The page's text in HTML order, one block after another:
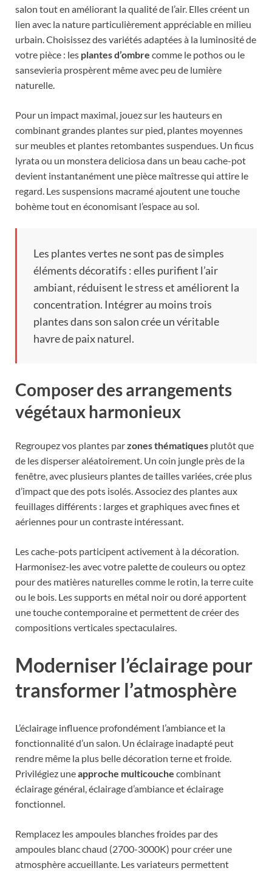
salon tout en améliorant la qualité de l’air. Elles créent un
lien avec la nature particulièrement appréciable en milieu
urbain. Choisissez des variétés adaptées à la luminosité de
votre pièce : les plantes d’ombre comme le pothos ou le
sansevieria prospèrent même avec peu de lumière
naturelle.
Pour un impact maximal, jouez sur les hauteurs en
combinant grandes plantes sur pied, plantes moyennes
sur meubles et plantes retombantes suspendues. Un ficus
lyrata ou un monstera deliciosa dans un beau cache-pot
devient instantanément une pièce maîtresse qui attire le
regard. Les suspensions macramé ajoutent une touche
bohème tout en économisant l’espace au sol.
Les plantes vertes ne sont pas de simples
éléments décoratifs : elles purifient l’air
ambiant, réduisent le stress et améliorent la
concentration. Intégrer au moins trois
plantes dans son salon crée un véritable
havre de paix naturel.
Composer des arrangements
végétaux harmonieux
Regroupez vos plantes parzones thématiques plutôt que
de les disperser aléatoirement. Un coin jungle près de la
fenêtre, avec plusieurs plantes de tailles variées, crée plus
d’impact que des pots isolés. Associez des plantes aux
feuillages différents : larges et graphiques avec fines et
aériennes pour un contraste intéressant.
Les cache-pots participent activement à la décoration.
Harmonisez-les avec votre palette de couleurs ou optez
pour des matières naturelles comme le rotin, la terre cuite
ou le bois. Les supports en métal noir ou doré apportent
une touche contemporaine et permettent de créer des
compositions verticales spectaculaires.
Moderniser l’éclairage pour
transformer l’atmosphère
L’éclairage influence profondément l’ambiance et la
fonctionnalité d’un salon. Un éclairage inadapté peut
rendre même la plus belle décoration terne et froide.
Privilégiez uneapproche multicouche combinant
éclairage général, éclairage d’ambiance et éclairage
fonctionnel.
Remplacez les ampoules blanches froides par des
ampoules blanc chaud (2700-3000K) pour créer une
atmosphère accueillante. Les variateurs permettent